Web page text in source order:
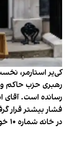
کی‌یر استارمر،
رهبری حزب حاکم و
رسانده‌ است. آقای
فشار بیشتر قرار
در خانه شماره ۱۰ خواهد ماند.